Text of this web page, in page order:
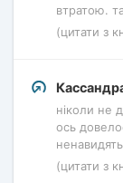
втратою.
(цитати з
ніколи не
ось
(цитати з